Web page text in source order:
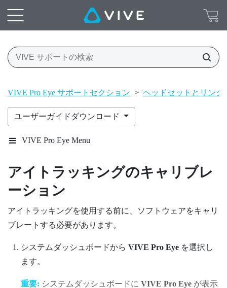
VIVE Pro Eye サポートセクション > ヘッドセットとリンク
ユーザーガイドダウンロード
VIVE Pro Eye Menu
アイトラッキングのキャリブレ
ーション
アイトラッキングを使用する前に、ソフトウェアをキャリ
ブレートする必要があります。
システムダッシュボードから VIVE Pro Eyeを選択し
ます。
重要: システムダッシュボードに VIVE Pro Eyeが表示